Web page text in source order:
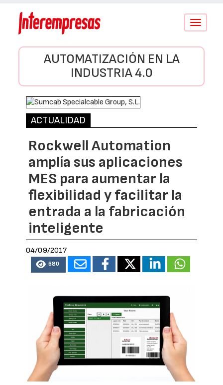
Conmutar
AUTOMATIZACIÓN EN LA
INDUSTRIA 4.0
ACTUALIDAD
Rockwell Automation
amplía sus aplicaciones
MES para aumentar la
flexibilidad y facilitar la
entrada a la fabricación
inteligente
04/09/2017
680